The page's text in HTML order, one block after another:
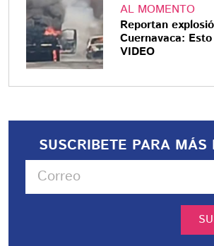
AL MOMENTO
Reportan
Cuernavaca:
VIDEO
SUSCRIBETE PARA MÁS